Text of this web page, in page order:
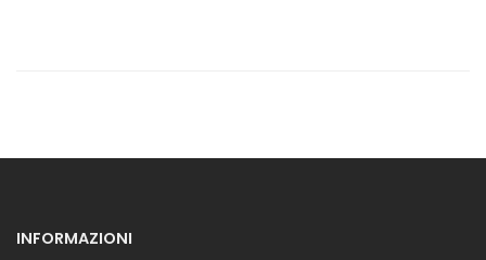
INFORMAZIONI